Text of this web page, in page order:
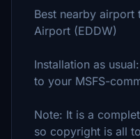
Best nearby airport
Airport (EDDW)
Installation as
to your MSFS-
Note: It is a
so copyright is all